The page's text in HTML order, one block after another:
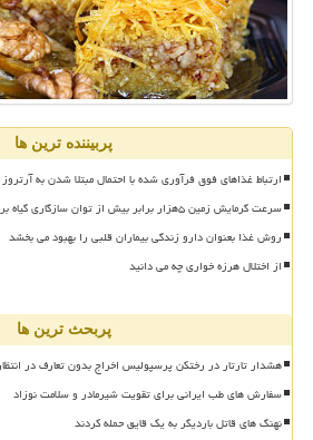
پربیننده ترین ها
ارتباط غذاهای فوق فرآوری شده با احتمال مبتلا شدن به آرتروز
سرعت گرمایش زمین ۵هزار برابر بیش از توان سازگاری گیاه برنج است
روش غذا بعنوان دارو زندگی بیماران قلبی را بهبود می بخشد
از اختلال هرزه خواری چه می دانید
پربحث ترین ها
هشدار تارتار در رختکن پرسپولیس اخراج بدون تعارف در
سفارش های طب ایرانی برای تقویت شیرمادر و سلامت نوزاد
نهنگ های قاتل باردیگر به یک قایق حمله کردند